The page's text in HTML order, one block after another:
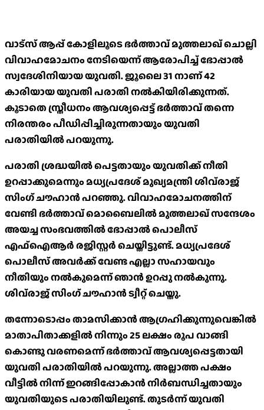
വാട്സ് ആപ്പ് കോളിലൂടെ ഭർത്താവ് മുത്തലാഖ് ചൊല്ലി
വിവാഹമോചനം നേടിയെന്ന് ആരോപിച്ച് ഭോപ്പാൽ
സ്വദേശിനിയായ യുവതി. ജൂലൈ 31 നാണ് 42
കാരിയായ യുവതി പരാതി നൽകിയിരിക്കുന്നത്.
കൂടാതെ സ്ത്രീധനം ആവശ്യപ്പെട്ട് ഭർത്താവ് തന്നെ
നിരന്തരം പീഡിപ്പിച്ചിരുന്നതായും യുവതി
പരാതിയിൽ പറയുന്നു.
പരാതി ശ്രദ്ധയിൽ പെട്ടതായും യുവതിക്ക് നീതി
ഉറപ്പാക്കുമെന്നും മധ്യപ്രദേശ് മുഖ്യമന്ത്രി ശിവ്‍രാജ്
സിം​ഗ് ചൗഹാൻ പറഞ്ഞു. വിവാഹമോചനത്തിന്
വേണ്ടി ഭർത്താവ് മൊബൈലിൽ മുത്തലാഖ് സന്ദേശം
അയച്ച സംഭവത്തിൽ ഭോപ്പാല്‍ പൊലീസ്
എഫ്ഐആർ രജിസ്റ്റർ ചെയ്തിട്ടുണ്ട്. മധ്യപ്രദേശ്
പൊലീസ് അവർക്ക് വേണ്ട എല്ലാ സഹായവും
നീതിയും നൽകുമെന്ന് ഞാൻ ഉറപ്പു നൽകുന്നു.
ശിവ്‍രാജ് സിം​ഗ് ചൗഹാൻ ട്വീറ്റ് ചെയ്തു.
തന്നോടൊപ്പം താമസിക്കാൻ ആ​ഗ്രഹിക്കുന്നുവെങ്കിൽ
മാതാപിതാക്കളിൽ നിന്നും 25 ലക്ഷം രൂപ വാങ്ങി
കൊണ്ടു വരണമെന്ന് ഭർത്താവ് ആവശ്യപ്പെട്ടതായി
യുവതി പരാതിയിൽ പറയുന്നു. അല്ലാത്ത പക്ഷം
വീട്ടിൽ നിന്ന് ഇറങ്ങിപ്പോകാൻ നിർബന്ധിച്ചതായും
യുവതിയുടെ പരാതിയിലുണ്ട്. തുടർന്ന് യുവതി